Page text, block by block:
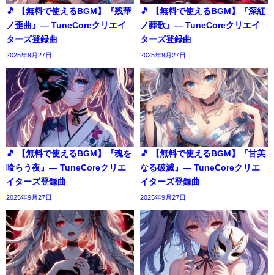
🎵 【無料で使えるBGM】『残華
ノ歪曲』― TuneCoreクリエイ
ターズ登録曲
2025年9月27日
🎵 【無料で使えるBGM】『深紅
ノ葬歌』― TuneCoreクリエイ
ターズ登録曲
2025年9月27日
🎵 【無料で使えるBGM】『魂を
喰らう夜』― TuneCoreクリエ
イターズ登録曲
2025年9月27日
🎵 【無料で使えるBGM】『甘美
なる破滅』― TuneCoreクリエ
イターズ登録曲
2025年9月27日